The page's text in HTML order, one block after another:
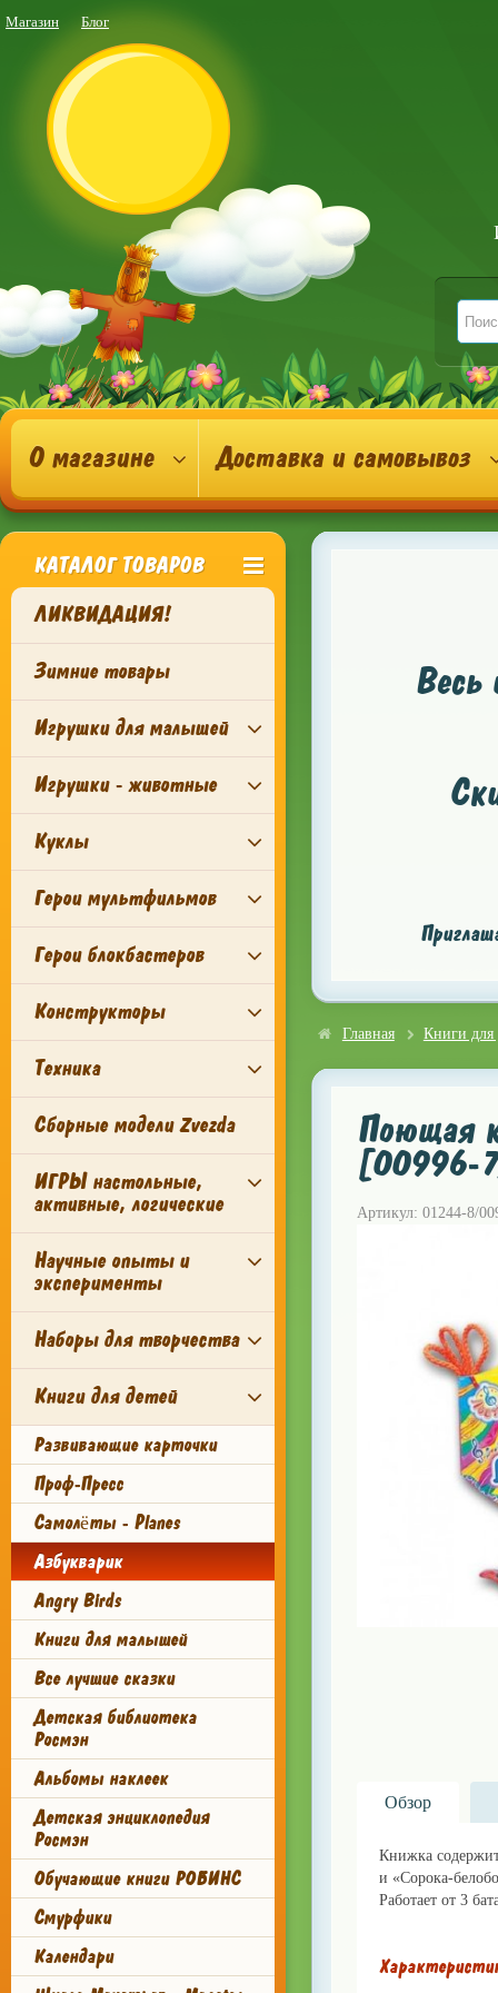
Магазин Блог
О магазине Доставка и самовывоз
КАТАЛОГ ТОВАРОВ
ЛИКВИДАЦИЯ!
Зимние товары
Игрушки для малышей
Игрушки - животные
Куклы
Герои мультфильмов
Герои блокбастеров
Конструкторы
Техника
Сборные модели Zvezda
ИГРЫ настольные,
активные, логические
Научные опыты и
эксперименты
Наборы для творчества
Книги для детей
Развивающие карточки
Проф-Пресс
Самолёты - Planes
Азбукварик
Angry Birds
Книги для малышей
Все лучшие сказки
Детская библиотека
Росмэн
Альбомы наклеек
Детская энциклопедия
Росмэн
Обучающие книги РОБИНС
Смурфики
Календари
Весь
Главная Книги для
Поющая
[00996-
Артикул: 01244-8/
Обзор
Книжка
и «Сорока-
Работает от 3